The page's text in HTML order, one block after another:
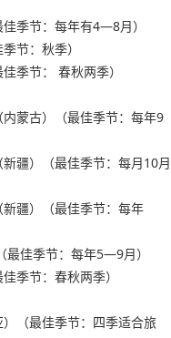
季节：每年有4―8月）
节：秋季）
季节： 春秋两季）
蒙古）（最佳季节：每年9
疆）（最佳季节：每月10月
疆）（最佳季节：每年
佳季节：每年5―9月）
季节：春秋两季）
（最佳季节：四季适合旅